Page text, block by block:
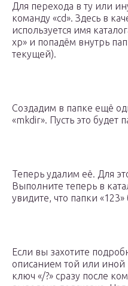
Для перехода в ту или
команду «cd». Здесь в
используется имя
xp» и попадём внутрь
текущей).
Создадим в папке ещё
«mkdir». Пусть это будет
Теперь удалим её. Для
Выполните теперь в
увидите, что папки
Если вы захотите
описанием той или иной
ключ «/?» сразу после